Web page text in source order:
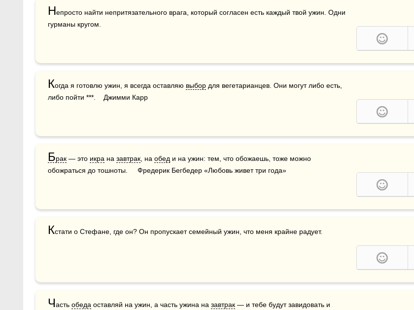
Непросто найти непритязательного врага, который согласен есть каждый твой ужин. Одни
гурманы кругом.
Когда я готовлю ужин, я всегда оставляю выбор для вегетарианцев. Они могут либо есть,
либо пойти ***.    Джимми Карр
Брак — это икра на завтрак , на обед и на ужин: тем, что обожаешь, тоже можно
обожраться до тошноты.     Фредерик Бегбедер «Любовь живет три года»
Кстати о Стефане, где он? Он пропускает семейный ужин, что меня крайне радует.
Часть обеда оставляй на ужин, а часть ужина на завтрак